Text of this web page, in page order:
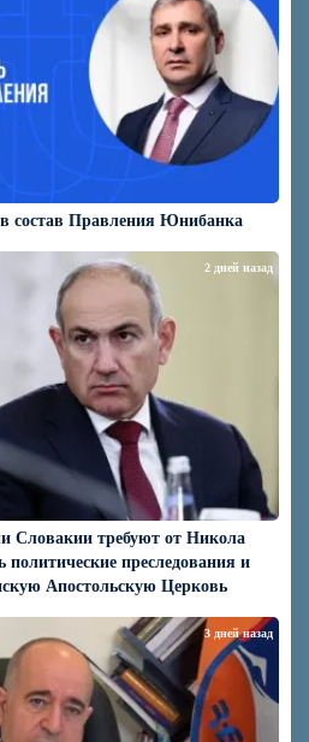
состав Правления Юнибанка
Словакии требуют от Никола
преследования и
Апостольскую Церковь
2 дней назад
3 дней назад